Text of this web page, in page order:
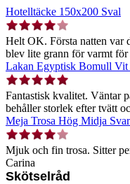
Hotelltäcke 150x200 Sval
Helt OK. Första natten var
blev lite grann för varmt
Lakan Egyptisk Bomull Vit
Fantastisk kvalitet. Väntar
behåller storlek efter tvätt
Meja Trosa Hög Midja
Mjuk och fin trosa. Sitter
Carina
Skötselråd